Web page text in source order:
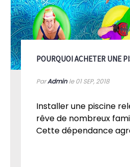
POURQUOI ACHETER UNE
ParAdminle 01SEP, 2018
Installer une piscine
rêve de nombreux
Cette dépendance